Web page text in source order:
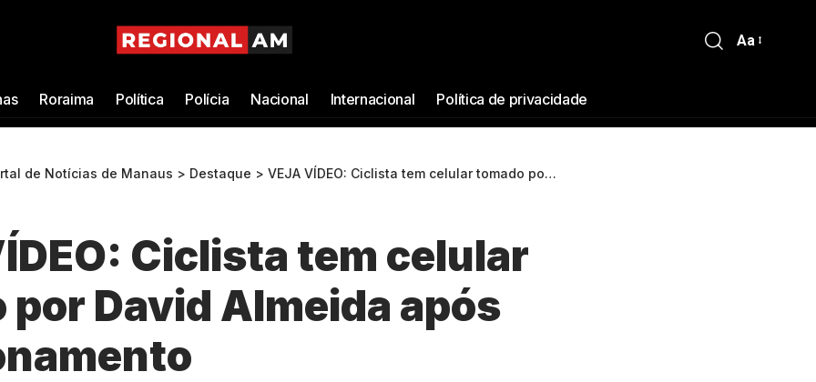
Aa
Roraima Política Polícia Nacional Internacional Política de privacidade
de Notícias de Manaus > Destaque > VEJA VÍDEO: Ciclista tem celular tomado por David Almeida após questionamento
Ciclista tem celular
por David Almeida após